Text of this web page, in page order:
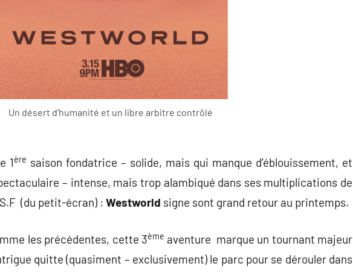
Un désert d’humanité et un libre arbitre contrôlé
1ère saison fondatrice – solide, mais qui manque d’éblouissement, et
– intense, mais trop alambiqué dans ses multiplications de
(du petit-écran) : Westworld signe sont grand retour au printemps.
les précédentes, cette 3ème aventure marque un tournant majeur
quitte (quasiment – exclusivement) le parc pour se dérouler dans